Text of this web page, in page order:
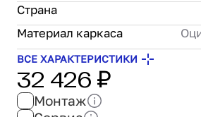
О нас
Бренды
Контакты
Страна
Материал каркаса
ВСЕ ХАРАКТЕРИСТИКИ
32 426 ₽
Монтаж